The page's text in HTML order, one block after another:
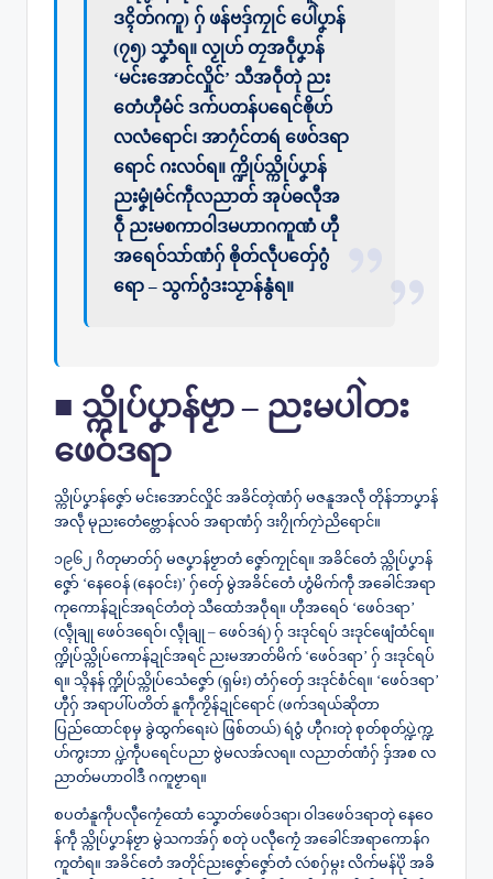
ဒၚိတ်ဂကူ) ဂှ် ဖန်ဗဒှ်ကၠုင် ပေါဲပၞာန်
(၇၅) သၞာံရ။ လၟုဟ် တၠအဝဵုပၞာန်
‘မင်းအောင်လှိုင်’ သီအဝဵုတုဲ ညး
တေံဟီုမံင် ဒက်ပတန်ပရေင်ၜိုဟ်
လလံရောင်၊ အာဂၠံင်တရဴ ဖေဝ်ဒရာ
ရောင် ဂးလဝ်ရ။ က္ဍိုပ်သ္ကိုပ်ပၞာန်
ညးမၞုံမံင်ကဵုလညာတ် အုပ်ဓလီုအ
ဝဵု ညးမစကာဝါဒမဟာဂကူဏံ ဟီု
အရေဝ်သာ်ဏံဂှ် ၜိုတ်လဵုပတှ်ေဂွံ
ရော – သွက်ဂွံဒးသၟာန်နွံရ။
■ သ္ကိုပ်ပၞာန်ဗၟာ – ညးမပါဲတး
ဖေဝ်ဒရာ
သ္ကိုပ်ပၞာန်ဇၞော် မင်းအောင်လှိုင် အခိင်တ္ၚဲဏံဂှ် မဇနူအလဵု တိုန်ဘာပၞာန်
အလဵု မုညးတေံဗ္တောန်လဝ် အရာဏံဂှ် ဒးဂၠိုက်ဂၠာဲညိရောင်။
၁၉၆၂ ဂိတုမာတ်ဂှ် မဇပၞာန်ဗၟာတံ ဇၞော်ကၠုင်ရ။ အခိင်တေံ သ္ကိုပ်ပၞာန်
ဇၞော် ‘နေဝေန် (နေဝင်း)’ ဂှ်တှ်ေ မွဲအခိင်တေံ ဟွံမိက်ကဵု အခေါင်အရာ
ကုကောန်ဍုင်အရင်တံတုဲ သီထောံအဝဵုရ။ ဟီုအရေဝ် ‘ဖေဝ်ဒရာ’
(လ္ၚဵုချု ဖေဝ်ဒရေဝ်၊ လ္ၚဵုချု – ဖေဝ်ဒရဴ) ဂှ် ဒးဒုင်ရပ် ဒးဒုင်ဖျေံထံင်ရ။
က္ဍိုပ်သ္ကိုပ်ကောန်ဍုင်အရင် ညးမအာတ်မိက် ‘ဖေဝ်ဒရာ’ ဂှ် ဒးဒုင်ရပ်
ရ။ သ္ၚိနန် က္ဍိုပ်သ္ကိုပ်သေံဇၞော် (ရှမ်း) တံဂှ်တှ်ေ ဒးဒုင်စံင်ရ။ ‘ဖေဝ်ဒရာ’
ဟီုဂှ် အရာပါ်ပတိတ် နူကဵုကၟိန်ဍုင်ရောင် (ဖက်ဒရယ်ဆိုတာ
ပြည်ထောင်စုမှ ခွဲထွက်ရေးပဲ ဖြစ်တယ်) ရဴဝွံ ဟီုဂးတုဲ စုတ်စုတ်ပ္ဍဲက္ဍ
ဟ်ကွးဘာ ပ္ဍဲကဵုပရေင်ပညာ ဗွဲမလအ်လရ။ လညာတ်ဏံဂှ် ဒှ်အစ လ
ညာတ်မဟာဝါဒဳ ဂကူဗၟာရ။
စပတံနူကဵုပလီုကၠေံထောံ သၞောတ်ဖေဝ်ဒရာ၊ ဝါဒဖေဝ်ဒရာတုဲ နေဝေ
န်ကဵု သ္ကိုပ်ပၞာန်ဗၟာ မွဲသကအ်ဂှ် စတုဲ ပလီုကၠေံ အခေါင်အရာကောန်ဂ
ကူတံရ။ အခိင်တေံ အတိုင်ညးဇၞော်ဇၞော်တံ လဴစဂှ်မ္ဂး လိက်မန်ပိုဲ အခိ